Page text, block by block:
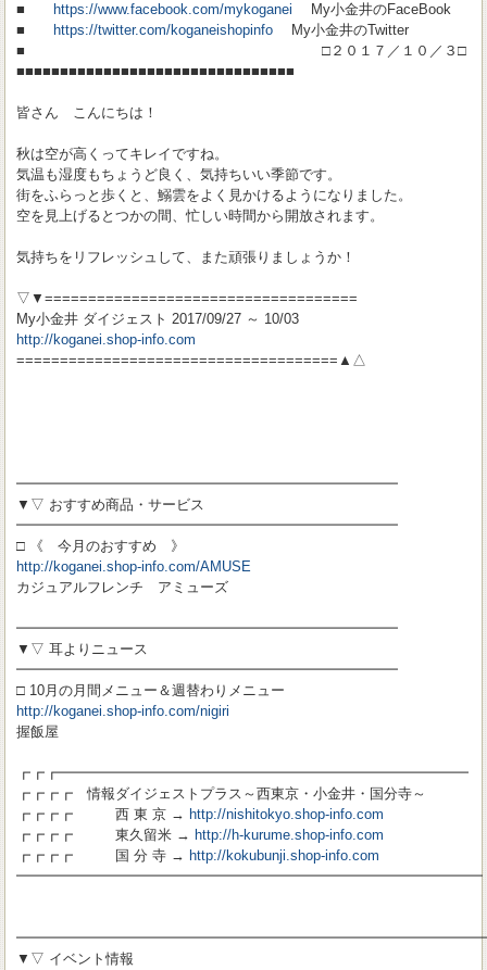
■
https://www.facebook.com/mykoganei My小金井のFaceBook
■
https://twitter.com/koganeishopinfo My小金井のTwitter
■ □２０１７／１０／３□
■■■■■■■■■■■■■■■■■■■■■■■■■■■■■■■■
皆さん こんにちは！
秋は空が高くってキレイですね。
気温も湿度もちょうど良く、気持ちいい季節です。
街をふらっと歩くと、鰯雲をよく見かけるようになりました。
空を見上げるとつかの間、忙しい時間から開放されます。
気持ちをリフレッシュして、また頑張りましょうか！
▽▼====================================
My小金井 ダイジェスト 2017/09/27 ～ 10/03
http://koganei.shop-info.com
=====================================▲△
━━━━━━━━━━━━━━━━━━━━━━━━━━━
▼▽ おすすめ商品・サービス
━━━━━━━━━━━━━━━━━━━━━━━━━━━
□ 《 今月のおすすめ 》
http://koganei.shop-info.com/AMUSE
カジュアルフレンチ アミューズ
━━━━━━━━━━━━━━━━━━━━━━━━━━━
▼▽ 耳よりニュース
━━━━━━━━━━━━━━━━━━━━━━━━━━━
□ 10月の月間メニュー＆週替わりメニュー
http://koganei.shop-info.com/nigiri
握飯屋
┏┏┏━━━━━━━━━━━━━━━━━━━━━━━━━━━━━
┏┏┏┏ 情報ダイジェストプラス～西東京・小金井・国分寺～
┏┏┏┏ 西 東 京 → http://nishitokyo.shop-info.com
┏┏┏┏ 東久留米 → http://h-kurume.shop-info.com
┏┏┏┏ 国 分 寺 → http://kokubunji.shop-info.com
━━━━━━━━━━━━━━━━━━━━━━━━━━━━━━━━━
▼▽ イベント情報